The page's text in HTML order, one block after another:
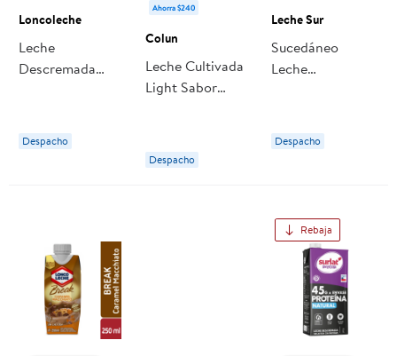
Loncoleche
Leche
Descremada
Descremada Sin
Lactosa Caja 1 L
Despacho
Ahorra $240
Colun
Leche Cultivada
Light Sabor
Despacho
Leche Sur
Sucedáneo
Leche
g Leche Sur
Despacho
Rebaja